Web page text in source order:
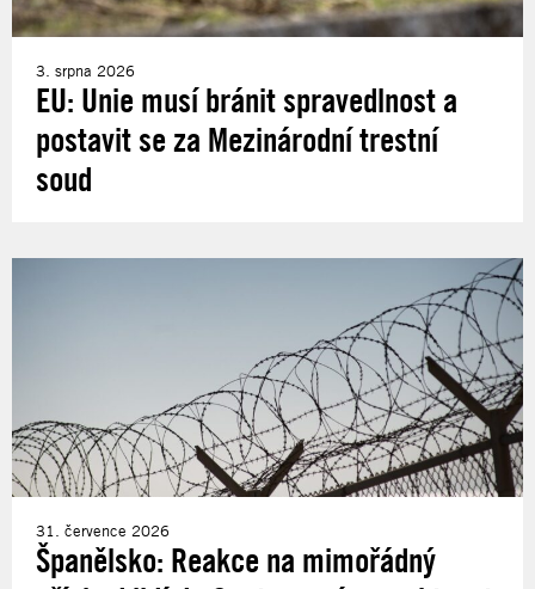
3. srpna 2026
EU: Unie musí bránit spravedlnost a
postavit se za Mezinárodní trestní
soud
31. července 2026
Španělsko: Reakce na mimořádný